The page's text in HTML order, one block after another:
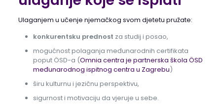
Ulaganjem u učenje njemačkog svom djetetu pružate:
konkurentsku prednost za studij i posao,
mogućnost polaganja međunarodnih certifikata
poput ÖSD-a (Omnia centra je partnerska škola ÖSD
međunarodnog ispitnog centra u Zagrebu)
širu kulturnu i jezičnu perspektivu,
sigurnost i motivaciju da vjeruje u sebe.